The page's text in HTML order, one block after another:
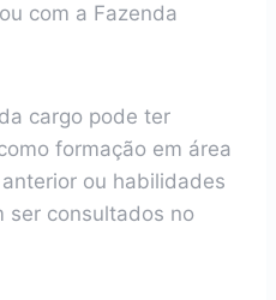
com a Fazenda
cargo pode ter
formação em área
ou habilidades
ser consultados no